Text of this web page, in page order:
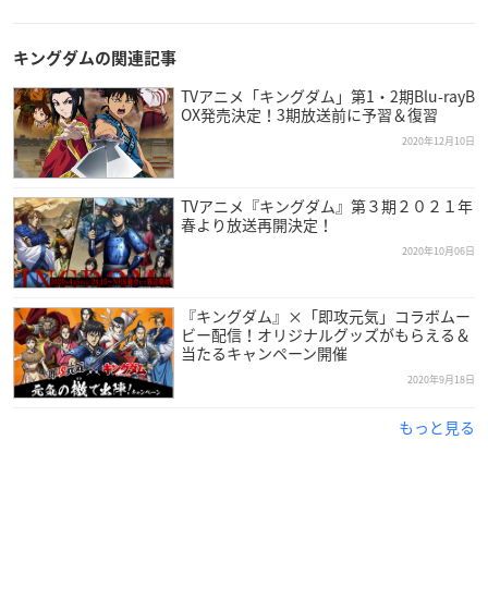
キングダムの関連記事
TVアニメ「キングダム」第1・2期Blu-rayB
OX発売決定！3期放送前に予習＆復習
2020年12月10日
TVアニメ『キングダム』第３期２０２１年
春より放送再開決定！
2020年10月06日
『キングダム』×「即攻元気」コラボムー
ビー配信！オリジナルグッズがもらえる＆
当たるキャンペーン開催
2020年9月18日
もっと見る